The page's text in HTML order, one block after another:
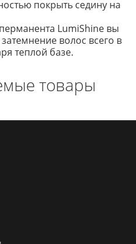
покрыть седину на
LumiShine вы
волос всего в
теплой базе.
товары